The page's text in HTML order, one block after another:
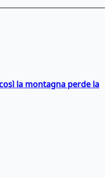
la montagna perde la